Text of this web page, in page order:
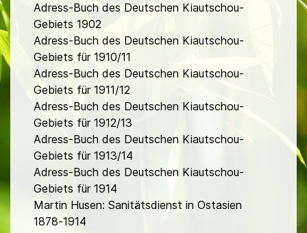
Adress-Buch des Deutschen Kiautschou-
Gebiets 1902
Adress-Buch des Deutschen Kiautschou-
Gebiets für 1910/11
Adress-Buch des Deutschen Kiautschou-
Gebiets für 1911/12
Adress-Buch des Deutschen Kiautschou-
Gebiets für 1912/13
Adress-Buch des Deutschen Kiautschou-
Gebiets für 1913/14
Adress-Buch des Deutschen Kiautschou-
Gebiets für 1914
Martin Husen: Sanitätsdienst in Ostasien
1878-1914